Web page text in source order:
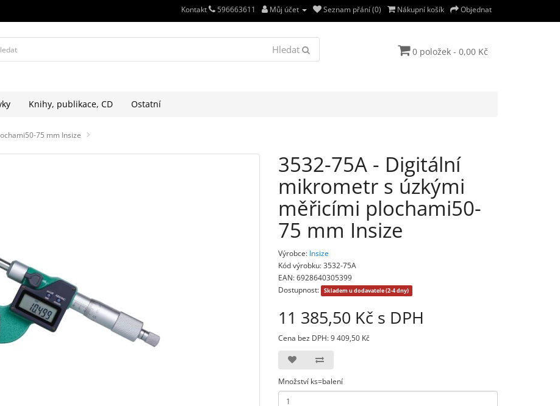
Kontakt 596663611 Můj účet Seznam přání (0) Nákupní košík Objednat
Hledat 0 položek - 0,00 Kč
Knihy, publikace, CD Ostatní
75 mm Insize
3532-75A - Digitální
mikrometr s úzkými
měřicími plochami50-
75 mm Insize
Výrobce: Insize
Kód výrobku: 3532-75A
EAN: 6928640305399
Dostupnost:
Skladem u dodavatele (2-4 dny)
11 385,50 Kč s DPH
Cena bez DPH: 9 409,50 Kč
Množství ks=balení